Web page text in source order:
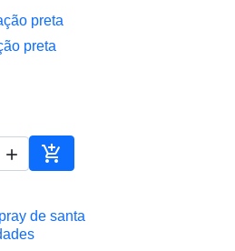
rápida
preta
 
Adicionar ao carrinho